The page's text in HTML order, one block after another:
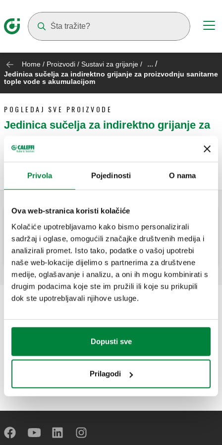
Privola Pojedinosti O nama
Ova web-stranica koristi kolačiće
Kolačiće upotrebljavamo kako bismo personalizirali
sadržaj i oglase, omogućili značajke društvenih medija i
analizirali promet. Isto tako, podatke o vašoj upotrebi
naše web-lokacije dijelimo s partnerima za društvene
medije, oglašavanje i analizu, a oni ih mogu kombinirati s
drugim podacima koje ste im pružili ili koje su prikupili
dok ste upotrebljavali njihove usluge.
Dopusti sve
Prilagodi
Home / Proizvodi / Sustavi za grijanje / ... /
Jedinica sučelja za indirektno grijanje za proizvodnju sanitarne
tople vode s akumulacijom
POGLEDAJ SVE PROIZVODE
Jedinica sučelja za indirektno grijanje za
proizvodnju sanitarne tople vode s
Elektronski zidni HIU s izmjenjivačem
topline za pripremu sanitarne vode s
međuspremnikom.